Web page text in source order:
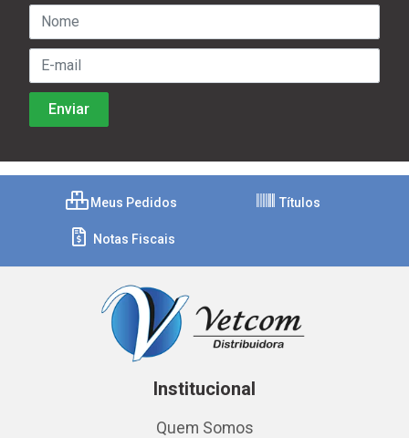
Meus Pedidos Títulos
Notas Fiscais
Institucional
Quem Somos